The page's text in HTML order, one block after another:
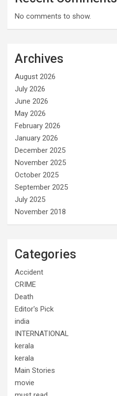
No comments to show.
Archives
August 2026
July 2026
June 2026
May 2026
February 2026
January 2026
December 2025
November 2025
October 2025
September 2025
July 2025
November 2018
Categories
Accident
CRIME
Death
Editor's Pick
india
INTERNATIONAL
kerala
kerala
Main Stories
movie